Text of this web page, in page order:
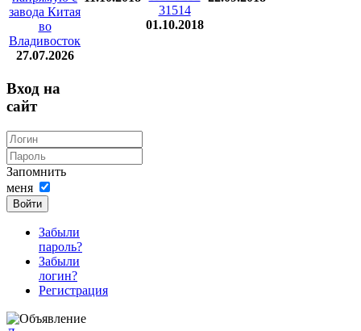
завода Китая
во
Владивосток
27.07.2026
31514
01.10.2018
Вход на
сайт
Запомнить
меня
Войти
Забыли
пароль?
Забыли
логин?
Регистрация